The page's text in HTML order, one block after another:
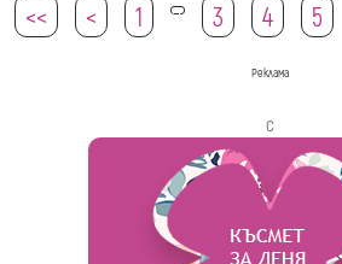
<< < 1 2 3 4 5
Реклама
с